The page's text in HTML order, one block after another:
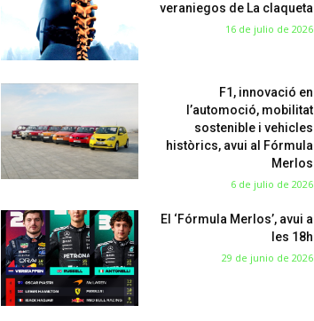
veraniegos de La claqueta
16 de julio de 2026
F1, innovació en
l’automoció, mobilitat
sostenible i vehicles
històrics, avui al Fórmula
Merlos
6 de julio de 2026
El ‘Fórmula Merlos’, avui a
les 18h
29 de junio de 2026